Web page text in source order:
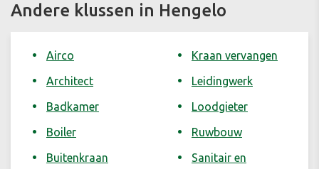
Andere klussen in Hengelo
Airco
Architect
Badkamer
Boiler
Buitenkraan
Kraan vervangen
Leidingwerk
Loodgieter
Ruwbouw
Sanitair en